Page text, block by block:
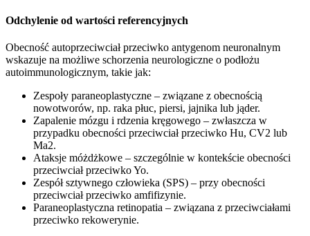
Odchylenie od wartości referencyjnych
Obecność autoprzeciwciał przeciwko antygenom neuronalnym
wskazuje na możliwe schorzenia neurologiczne o podłożu
autoimmunologicznym, takie jak:
Zespoły paraneoplastyczne – związane z obecnością
nowotworów, np. raka płuc, piersi, jajnika lub jąder.
Zapalenie mózgu i rdzenia kręgowego – zwłaszcza w
przypadku obecności przeciwciał przeciwko Hu, CV2 lub
Ma2.
Ataksje móżdżkowe – szczególnie w kontekście obecności
przeciwciał przeciwko Yo.
Zespół sztywnego człowieka (SPS) – przy obecności
przeciwciał przeciwko amfifizynie.
Paraneoplastyczna retinopatia – związana z przeciwciałami
przeciwko rekowerynie.